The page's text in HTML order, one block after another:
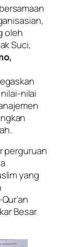
oleh
Suci,
nilai
perguruan
yang
Besar